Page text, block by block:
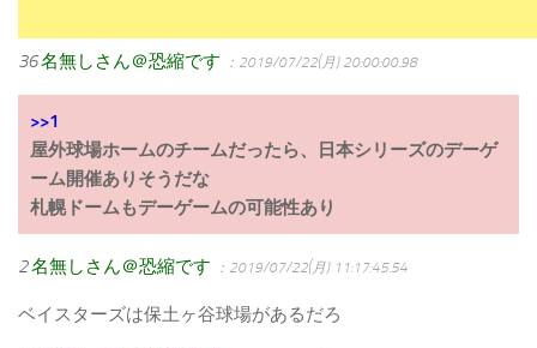
36名無しさん＠恐縮です ：2019/07/22(月) 20:00:00.98
>>1
屋外球場ホームのチームだったら、日本シリーズのデーゲ
ーム開催ありそうだな
札幌ドームもデーゲームの可能性あり
2名無しさん＠恐縮です ：2019/07/22(月) 11:17:45.54
ベイスターズは保土ヶ谷球場があるだろ